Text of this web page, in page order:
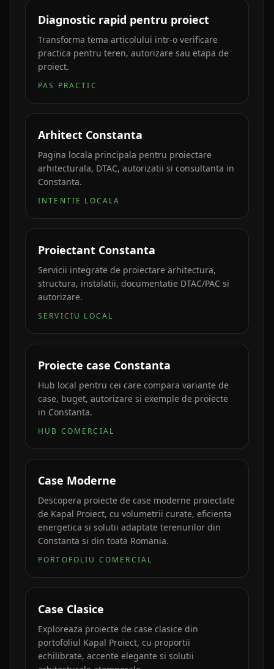
Diagnostic rapid pentru proiect
Transforma tema articolului intr-o verificare
practica pentru teren, autorizare sau etapa de
proiect.
PAS PRACTIC
Arhitect Constanta
Pagina locala principala pentru proiectare
arhitecturala, DTAC, autorizatii si consultanta in
Constanta.
INTENTIE LOCALA
Proiectant Constanta
Servicii integrate de proiectare arhitectura,
structura, instalatii, documentatie DTAC/PAC si
autorizare.
SERVICIU LOCAL
Proiecte case Constanta
Hub local pentru cei care compara variante de
case, buget, autorizare si exemple de proiecte
in Constanta.
HUB COMERCIAL
Case Moderne
Descopera proiecte de case moderne proiectate
de Kapal Proiect, cu volumetrii curate, eficienta
energetica si solutii adaptate terenurilor din
Constanta si din toata Romania.
PORTOFOLIU COMERCIAL
Case Clasice
Exploreaza proiecte de case clasice din
portofoliul Kapal Proiect, cu proportii
echilibrate, accente elegante si solutii